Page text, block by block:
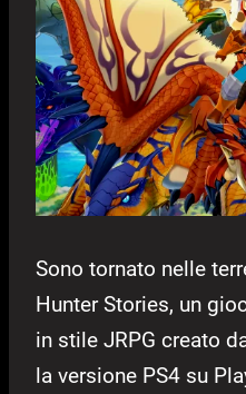
Sono tornato nelle
Hunter Stories, un
in stile JRPG creato
la versione PS4 su